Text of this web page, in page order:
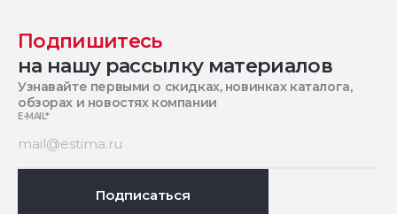
Подпишитесь
на нашу рассылку материалов
Узнавайте первыми о скидках, новинках каталога,
обзорах и новостях компании
E-MAIL*
Подписаться